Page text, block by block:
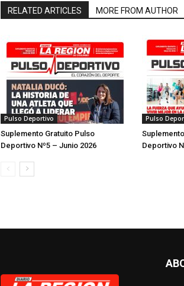
RELATED ARTICLES MORE FROM AUTHOR
Pulso Deportivo
Suplemento Gratuito Pulso
Deportivo Nº5 – Junio 2026
Pulso
Deportivo